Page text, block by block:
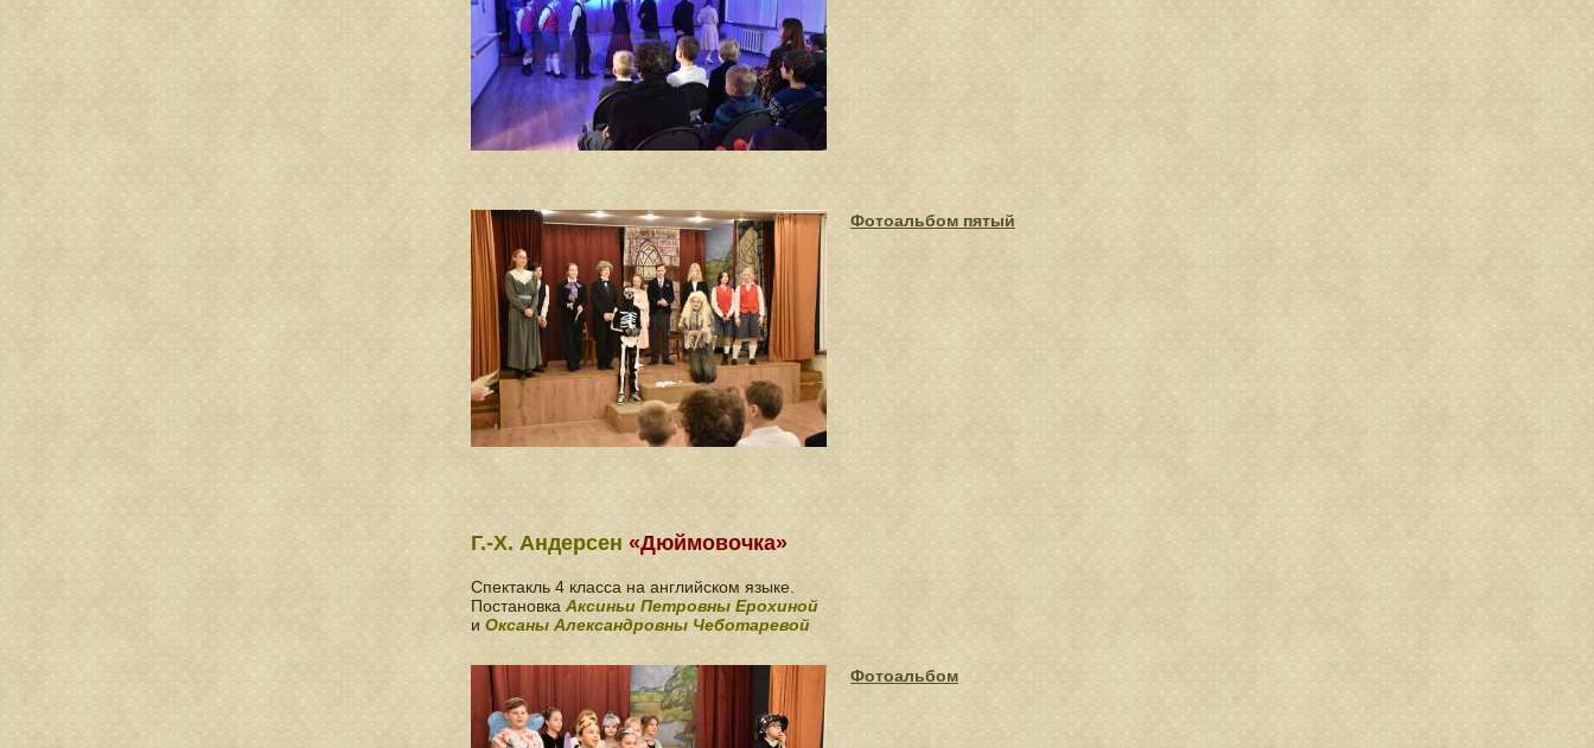
Фотоальбом пятый
Г.-Х. Андерсен «Дюймовочка»
Спектакль 4 класса на английском языке.
Постановка Аксиньи Петровны Ерохиной
и Оксаны Александровны Чеботаревой
Фотоальбом